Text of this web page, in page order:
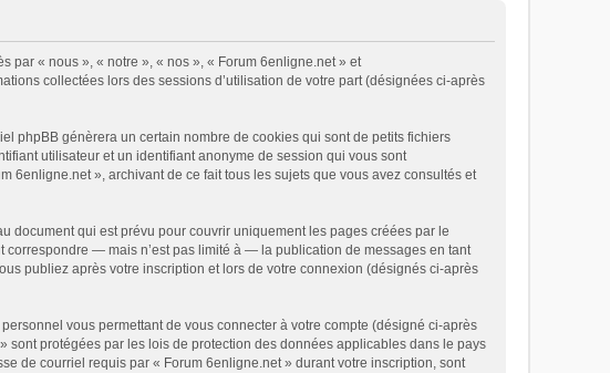
par « nous », « notre », « nos », « Forum 6enligne.net » et
collectées lors des sessions d’utilisation de votre part (désignées ci-après
phpBB génèrera un certain nombre de cookies qui sont de petits fichiers
utilisateur et un identifiant anonyme de session qui vous sont
6enligne.net », archivant de ce fait tous les sujets que vous avez consultés et
document qui est prévu pour couvrir uniquement les pages créées par le
— mais n’est pas limité à — la publication de messages en tant
publiez après votre inscription et lors de votre connexion (désignés ci-après
vous permettant de vous connecter à votre compte (désigné ci-après
protégées par les lois de protection des données applicables dans le pays
de courriel requis par « Forum 6enligne.net » durant votre inscription, sont